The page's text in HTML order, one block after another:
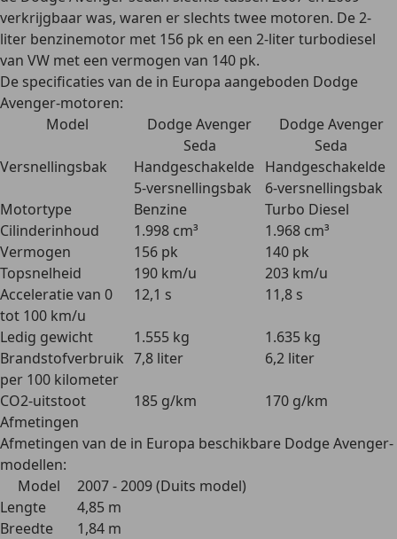
verkrijgbaar was, waren er slechts twee motoren. De 2-
liter benzinemotor met 156 pk en een 2-liter turbodiesel
van VW met een vermogen van 140 pk.
De specificaties van de in Europa aangeboden Dodge
Avenger-motoren:
Model
Dodge Avenger
Seda
Dodge Avenger
Seda
Versnellingsbak
Handgeschakelde
5-versnellingsbak
Handgeschakelde
6-versnellingsbak
Motortype
Benzine
Turbo Diesel
Cilinderinhoud
1.998 cm³
1.968 cm³
Vermogen
156 pk
140 pk
Topsnelheid
190 km/u
203 km/u
Acceleratie van 0
tot 100 km/u
12,1 s 11,8 s
Ledig gewicht 1.555 kg
1.635 kg
Brandstofverbruik
per 100 kilometer
7,8 liter 6,2 liter
CO2-uitstoot 185 g/km
170 g/km
Afmetingen
Afmetingen van de in Europa beschikbare Dodge Avenger-
modellen:
Model
2007 - 2009 (Duits model)
Lengte
4,85 m
Breedte
1,84 m